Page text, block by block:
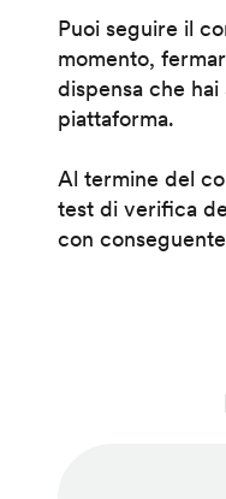
Puoi seguire il
momento,
dispensa che
piattaforma.
Al termine del
test di verifica
con